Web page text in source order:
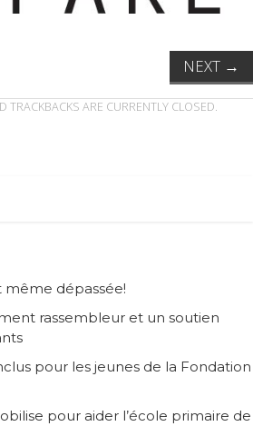
NEXT →
ARE CURRENTLY CLOSED.
dépassée!
rassembleur et un soutien
pour les jeunes de la Fondation
pour aider l’école primaire de